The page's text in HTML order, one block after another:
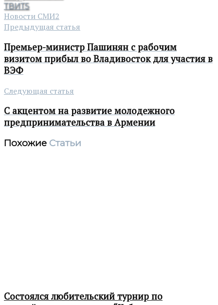
ТВИТ5
Новости СМИ2
Предыдущая статья
Премьер-министр Пашинян с рабочим
визитом прибыл во Владивосток для участия в
ВЭФ
Следующая статья
С акцентом на развитие молодежного
предпринимательства в Армении
Похожие Статьи
Состоялся любительский турнир по